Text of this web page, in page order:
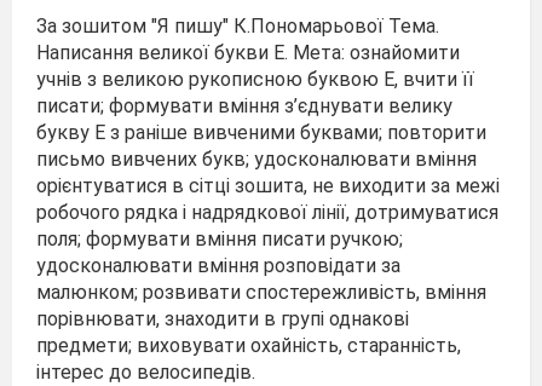
За зошитом "Я пишу" К.Пономарьової Тема.
Написання великої букви Е. Мета: ознайомити
учнів з великою рукописною буквою Е, вчити її
писати; формувати вміння з’єднувати велику
букву Е з раніше вивченими буквами; повторити
письмо вивчених букв; удосконалювати вміння
орієнтуватися в сітці зошита, не виходити за межі
робочого рядка і надрядкової лінії, дотримуватися
поля; формувати вміння писати ручкою;
удосконалювати вміння розповідати за
малюнком; розвивати спостережливість, вміння
порівнювати, знаходити в групі однакові
предмети; виховувати охайність, старанність,
інтерес до велосипедів.